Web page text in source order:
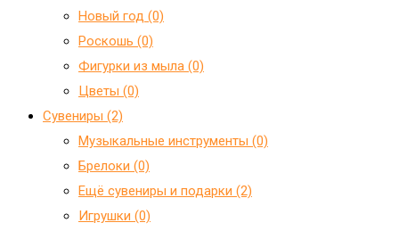
Новый год (0)
Роскошь (0)
Фигурки из мыла (0)
Цветы (0)
Сувениры (2)
Mузыкальные инструменты (0)
Брелоки (0)
Ещё сувениры и подарки (2)
Игрушки (0)